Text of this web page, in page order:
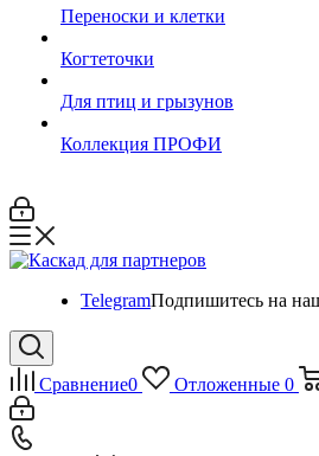
Переноски и клетки
Когтеточки
Для птиц и грызунов
Коллекция ПРОФИ
TelegramПодпишитесь на
Сравнение0 Отложенные 0